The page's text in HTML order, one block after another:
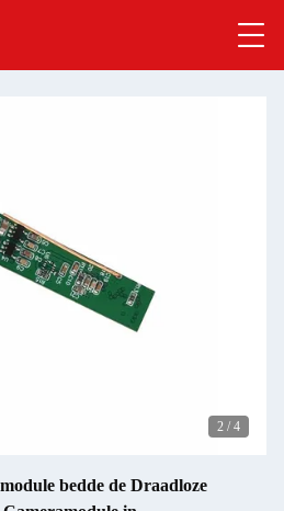
2 / 4
bedde de Draadloze